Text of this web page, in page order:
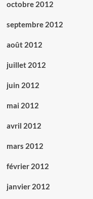
octobre 2012
septembre 2012
août 2012
juillet 2012
juin 2012
mai 2012
avril 2012
mars 2012
février 2012
janvier 2012